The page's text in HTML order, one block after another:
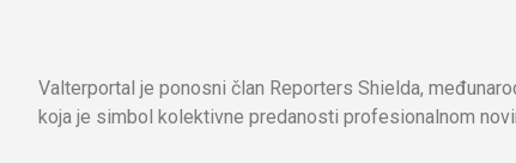
Valterportal je ponosni član Reporters Shielda,
koja je simbol kolektivne predanosti profesionalnom